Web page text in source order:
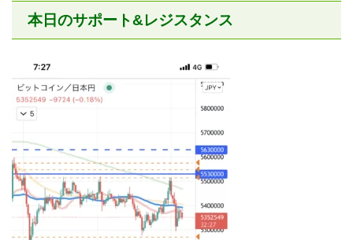
本日のサポート&レジスタンス